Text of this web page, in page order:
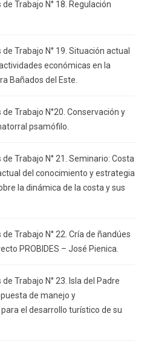
Trabajo N° 18. Regulación
Trabajo N° 19. Situación actual
económicas en la
Bañados del Este.
Trabajo N°20. Conservación y
psamófilo.
Trabajo N° 21. Seminario: Costa
del conocimiento y estrategia
la dinámica de la costa y sus
Trabajo N° 22. Cría de ñandúes
PROBIDES – José Pienica.
Trabajo N° 23. Isla del Padre
de manejo y
el desarrollo turístico de su